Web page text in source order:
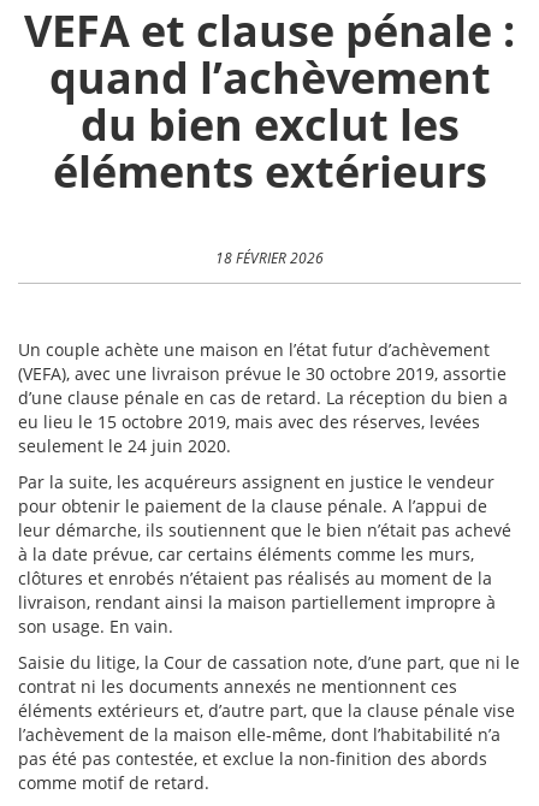
VEFA et clause pénale :
quand l’achèvement
du bien exclut les
éléments extérieurs
18 FÉVRIER 2026
Un couple achète une maison en l’état futur d’achèvement
(VEFA), avec une livraison prévue le 30 octobre 2019, assortie
d’une clause pénale en cas de retard. La réception du bien a
eu lieu le 15 octobre 2019, mais avec des réserves, levées
seulement le 24 juin 2020.
Par la suite, les acquéreurs assignent en justice le vendeur
pour obtenir le paiement de la clause pénale. A l’appui de
leur démarche, ils soutiennent que le bien n’était pas achevé
à la date prévue, car certains éléments comme les murs,
clôtures et enrobés n’étaient pas réalisés au moment de la
livraison, rendant ainsi la maison partiellement impropre à
son usage. En vain.
Saisie du litige, la Cour de cassation note, d’une part, que ni le
contrat ni les documents annexés ne mentionnent ces
éléments extérieurs et, d’autre part, que la clause pénale vise
l’achèvement de la maison elle-même, dont l’habitabilité n’a
pas été pas contestée, et exclue la non-finition des abords
comme motif de retard.